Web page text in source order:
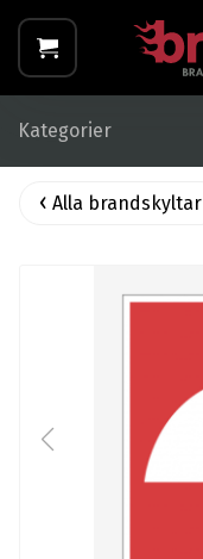
Kategorier
Alla brandskyltar